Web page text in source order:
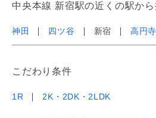
中央本線 新宿駅の近くの駅から
神田 四ツ谷 新宿 高円寺
こだわり条件
1R 2K・2DK・2LDK